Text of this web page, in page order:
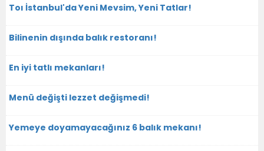
Toı İstanbul'da Yeni Mevsim, Yeni Tatlar!
Bilinenin dışında balık restoranı!
En iyi tatlı mekanları!
Menü değişti lezzet değişmedi!
Yemeye doyamayacağınız 6 balık mekanı!